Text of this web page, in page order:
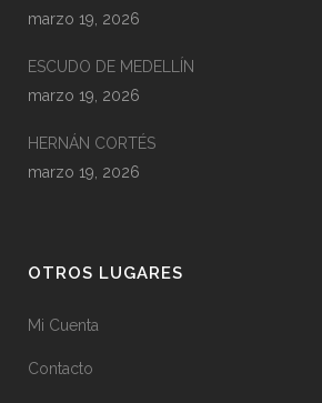
marzo 19, 2026
ESCUDO DE MEDELLÍN
marzo 19, 2026
HERNÁN CORTÉS
marzo 19, 2026
OTROS LUGARES
Mi Cuenta
Contacto